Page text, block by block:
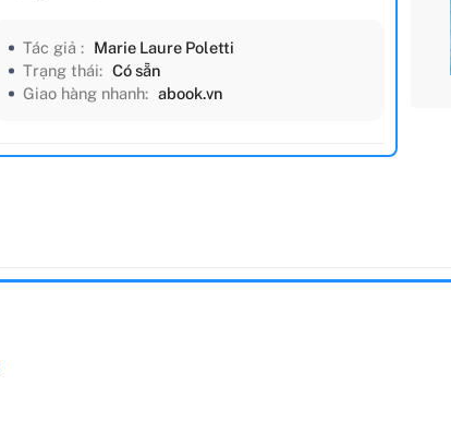
Tác giả : Marie Laure Poletti
Trạng thái: Có sẵn
Giao hàng nhanh: abook.vn